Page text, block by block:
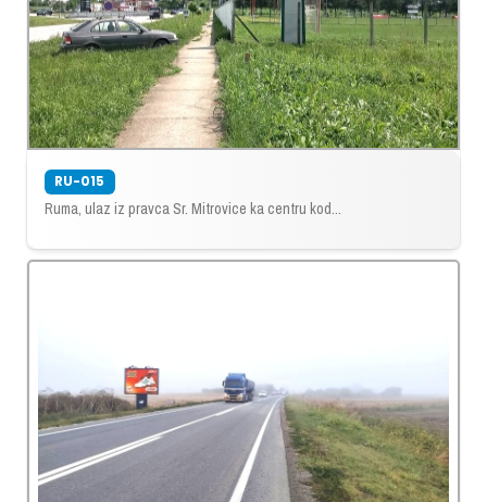
RU-015
Ruma, ulaz iz pravca Sr. Mitrovice ka centru kod...